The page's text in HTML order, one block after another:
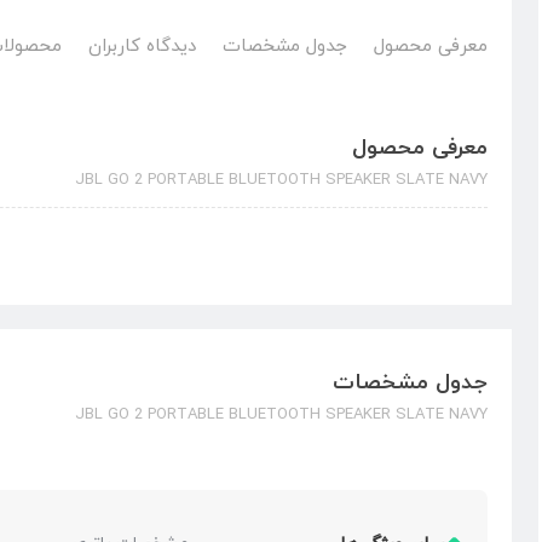
معرفی محصول جدول مشخصات دیدگاه کاربران
معرفی محصول
JBL GO 2 PORTABLE BLUETOOTH SPEAKER SLATE NAVY
جدول مشخصات
JBL GO 2 PORTABLE BLUETOOTH SPEAKER SLATE NAVY